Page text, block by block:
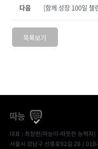
[함께 성장 100일 챌
다음
목록보기
따능
대표 : 최창현(따능이-따뜻한 능력자)
서울시 강남구 선릉로92길 28 /